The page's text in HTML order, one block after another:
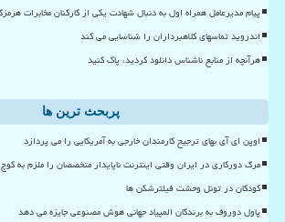
پیام مدیرعامل همراه اول به دنبال شهادت یکی از کارکنان مخابرات
اندروید تماسهای کلاهبرداران را شناسایی می کند
هرآنچه از منابع ناشناس دانلود کردید، پاک کنید
پربحث ترین ها
اوپن ای آی بهای ترجیح کارمندان خارجی به آمریکایی را می پردازد
مرگ دورکاری در ایران وقتی اینترنت ناپایدار متخصصان را ملزم به
کودکان در تونل وحشت فیلترشکن ها
پاول دوروف به برندگان المپیاد جهانی هوش مصنوعی جایزه می دهد